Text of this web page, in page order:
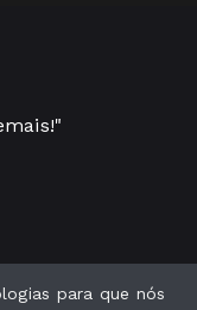
para que nós